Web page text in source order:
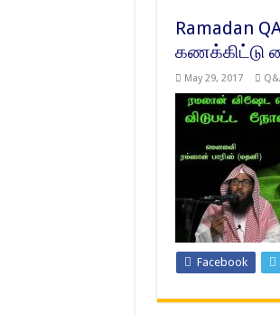
Ramadan
கணக்கிட்டு
May 29, 2017
Facebook